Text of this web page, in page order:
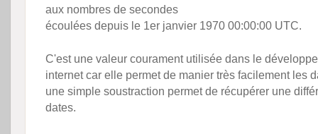
aux nombres de secondes
écoulées depuis le 1er janvier 1970 00:00:00 UTC.
C'est une valeur courament utilisée dans le
internet car elle permet de manier très facilement les
une simple soustraction permet de récupérer une
dates.